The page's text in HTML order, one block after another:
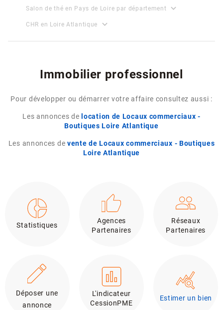
Salon de thé en Pays de Loire par département expand_more
CHR en Loire Atlantique expand_more
Immobilier professionnel
Pour développer ou démarrer votre affaire consultez aussi :
Les annonces de location de Locaux commerciaux -
Boutiques Loire Atlantique
Les annonces de vente de Locaux commerciaux - Boutiques
Loire Atlantique
Statistiques
Agences
Partenaires
Réseaux
Partenaires
Déposer une
annonce
L'indicateur
CessionPME
Estimer un bien